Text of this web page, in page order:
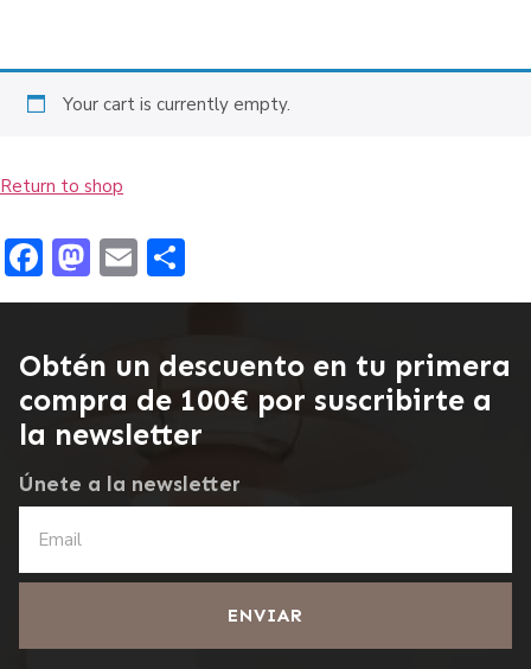
Your cart is currently empty.
Return to shop
Facebook
Mastodon
Email
Obtén un descuento en tu primera
compra de 100€ por suscribirte a
la newsletter
Únete a la newsletter
ENVIAR